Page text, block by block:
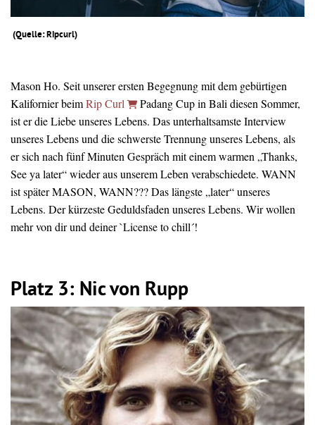
(Quelle: Ripcurl)
Mason Ho. Seit unserer ersten Begegnung mit dem gebürtigen
Kalifornier beimRip Curl
Padang Cup in Bali diesen Sommer,
ist er die Liebe unseres Lebens. Das unterhaltsamste Interview
unseres Lebens und die schwerste Trennung unseres Lebens, als
er sich nach fünf Minuten Gespräch mit einem warmen „Thanks,
See ya later“ wieder aus unserem Leben verabschiedete. WANN
ist später MASON, WANN??? Das längste „later“ unseres
Lebens. Der kürzeste Geduldsfaden unseres Lebens. Wir wollen
mehr von dir und deiner `License to chill´!
Platz 3: Nic von Rupp